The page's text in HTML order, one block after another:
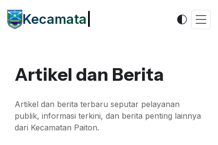
Kecamatan
Artikel dan Berita
Artikel dan berita terbaru seputar pelayanan
publik, informasi terkini, dan berita penting lainnya
dari Kecamatan Paiton.